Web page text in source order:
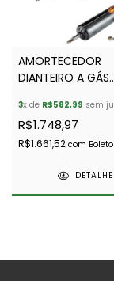
AMORTECEDOR
DIANTEIRO A GÁS
STC2849
3x de R$582,99 sem
R$1.748,97
R$1.661,52 com Boleto